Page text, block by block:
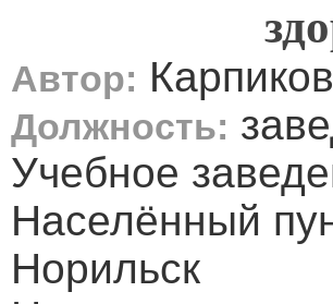
Автор:
Должность:
Учебное
Населённый
Норильск